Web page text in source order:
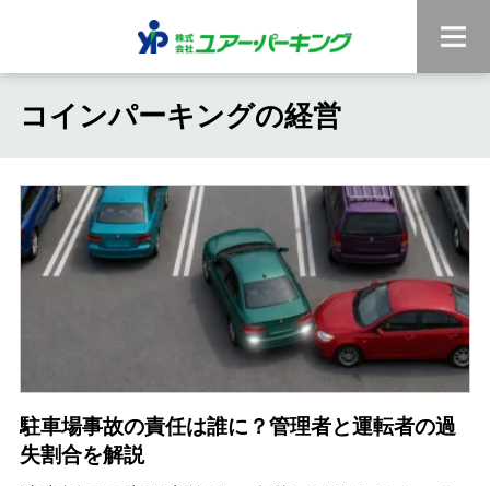
コインパーキングの経営
駐車場事故の責任は誰に？管理者と運転者の過
失割合を解説